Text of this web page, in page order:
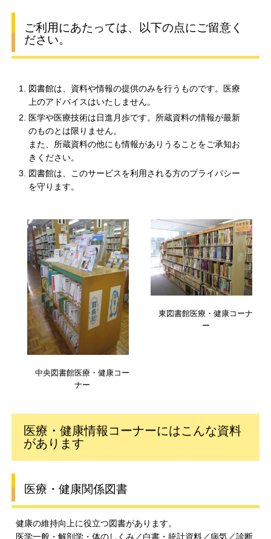
ご利用にあたっては、以下の点にご留意く
ださい。
図書館は、資料や情報の提供のみを行うものです。医療
上のアドバイスはいたしません。
医学や医療技術は日進月歩です。所蔵資料の情報が最新
のものとは限りません。
また、所蔵資料の他にも情報がありうることをご承知お
きください。
図書館は、このサービスを利用される方のプライバシー
を守ります。
中央図書館医療・健康コー
ナー
東図書館医療・健康コーナ
ー
医療・健康情報コーナーにはこんな資料
があります
医療・健康関係図書
健康の維持向上に役立つ図書があります。
医学一般・解剖学・体のしくみ／白書・統計資料／病気／診断